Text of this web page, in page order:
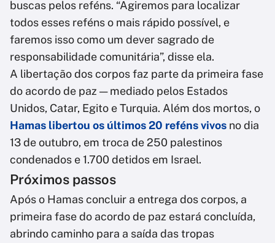
buscas pelos reféns. “Agiremos para localizar
todos esses reféns o mais rápido possível, e
faremos isso como um dever sagrado de
responsabilidade comunitária”, disse ela.
A libertação dos corpos faz parte da primeira fase
do acordo de paz — mediado pelos Estados
Unidos, Catar, Egito e Turquia. Além dos mortos, o
Hamas libertou os últimos 20 reféns vivos no dia
13 de outubro, em troca de 250 palestinos
condenados e 1.700 detidos em Israel.
Próximos passos
Após o Hamas concluir a entrega dos corpos, a
primeira fase do acordo de paz estará concluída,
abrindo caminho para a saída das tropas